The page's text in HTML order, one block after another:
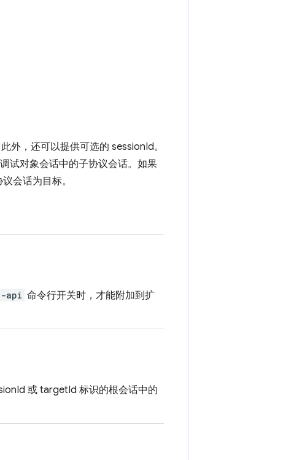
，还可以提供可选的 sessionId。
试对象会话中的子协议会话。如果
会话为目标。
api 命令行开关时，才能附加到扩
或 targetId 标识的根会话中的